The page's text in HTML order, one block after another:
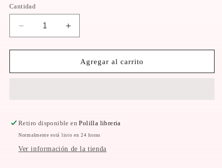
Cantidad
Reducir
cantidad
para
texto
Aumentar
cantidad
para
texto
Agregar al carrito
Retiro disponible enPolilla libreria
Normalmente está listo en 24 horas
Ver información de la tienda